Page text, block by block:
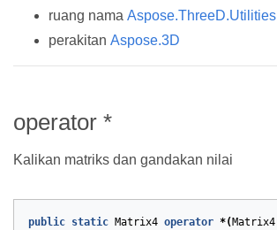
ruang nama Aspose.ThreeD.Utilities
perakitan Aspose.3D
operator *
Kalikan matriks dan gandakan nilai
public static Matrix4 operator *( Matrix4